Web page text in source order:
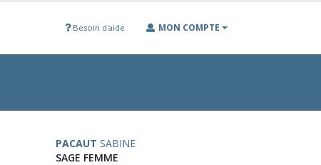
Besoin d'aide MON COMPTE
PACAUT SABINE
SAGE FEMME